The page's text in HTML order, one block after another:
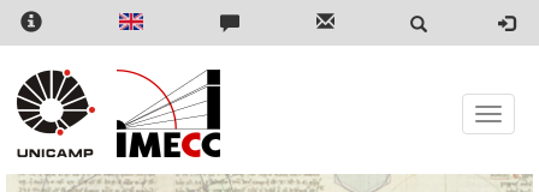
Pular
para
conteúdo
principal
Toggle